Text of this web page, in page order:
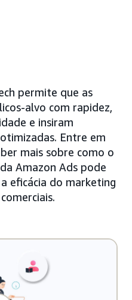
permite que as
alvo com rapidez,
e insiram
Entre em
mais sobre como o
Amazon Ads pode
eficácia do marketing